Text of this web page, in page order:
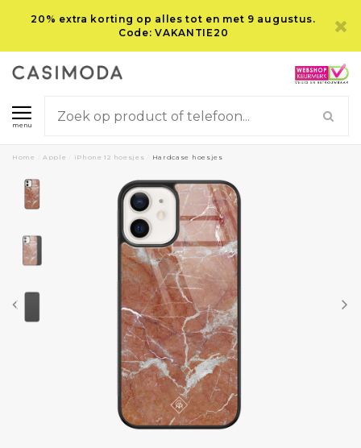
20% extra korting op alles tot en met 9 augustus.
Code: VAKANTIE20
menu
Home Apple iPhone 12 hoesjes Hardcase hoesjes